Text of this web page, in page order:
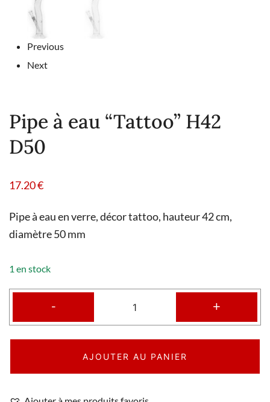
Previous
Next
Pipe à eau “Tattoo” H42
D50
17.20€
Pipe à eau en verre, décor tattoo, hauteur 42 cm,
diamètre 50 mm
1 en stock
- +
AJOUTER AU PANIER